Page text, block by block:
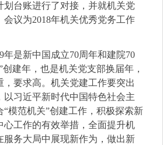
划台账进行了对接，并就机关党
会议为2018年机关优秀党务工作
年是新中国成立70周年和建院70
创建年，也是机关党支部换届年，
，要求高。机关党建工作要突出
以习近平新时代中国特色社会主
“模范机关”创建工作，积极探索新
心工作的有效举措，全面提升机
服务大局中展现新作为，做出新